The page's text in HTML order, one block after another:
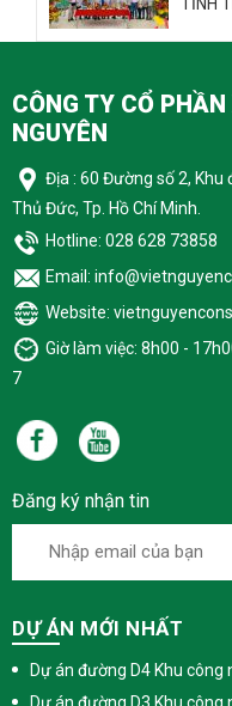
CÔNG TY CỔ
NGUYÊN
Địa : 60 Đường số 2, Khu
Thủ Đức, Tp. Hồ Chí Minh.
Hotline: 028 628 73858
Email:
Website:
Giờ làm việc: 8h00 -
7
Đăng ký nhận tin
DỰ ÁN MỚI NHẤT
Dự án đường D4 Khu công